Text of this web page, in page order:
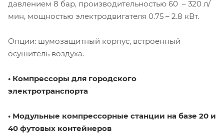
давлением 8 бар, производительностью 60 – 320 л/
мин, мощностью электродвигателя 0.75 – 2.8 кВт.
Опции: шумозащитный корпус, встроенный
осушитель воздуха.
• Компрессоры для городского
электротранспорта
• Модульные компрессорные станции на базе 20 и
40 футовых контейнеров